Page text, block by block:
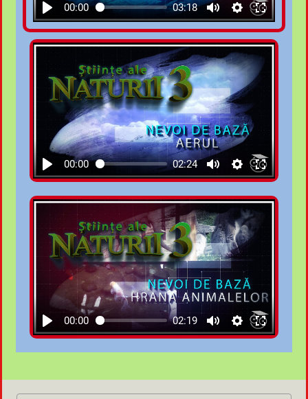
00:00 03:18
00:00 02:24
00:00 02:19